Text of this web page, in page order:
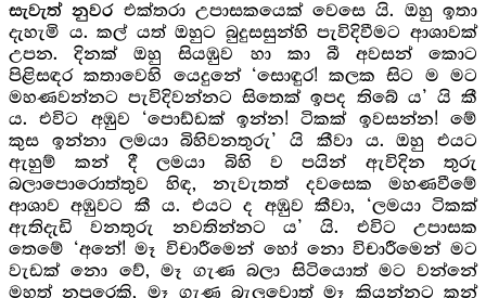
සැවැත් නුවරඑක්තරා උපාසකයෙක් වෙසෙ යි. ඔහු ඉතා
දැහැමි ය. කල් යත් ඔහුට බුදුසසුන්හි පැවිදිවීමට ආශාවක්
උපන. දිනක් ඔහු සියඹුව හා කා බී අවසන් කොට
පිළිසඳර කතාවෙහි යෙදුනේ ‘සොඳුර! කලක සිට ම මට
මහණවන්නට පැවිදිවන්නට සිතෙක් ඉපද තිබේ ය’ යි කී
ය. එවිට අඹුව ‘පොඩ්ඩක් ඉන්න! ටිකක් ඉවසන්න! මේ
කුස ඉන්නා ලමයා බිහිවනතුරු’ යි කීවා ය. ඔහු එයට
ඇහුම් කන් දී ලමයා බිහි ව පයින් ඇවිදින තුරු
බලාපොරොත්තුව හිඳ, නැවැතත් දවසෙක මහණවීමේ
ආශාව අඹුවට කී ය. එයට ද අඹුව කීවා, ‘ලමයා ටිකක්
ඇතිදැඩි වනතුරු නවතින්නට ය’ යි. එවිට උපාසක
තෙමේ ‘අනේ! මෑ විචාරීමෙන් හෝ නො විචාරීමෙන් මට
වැඩක් නො වේ, මෑ ගැණ බලා සිටියොත් මට වන්නේ
මහත් නපුරෙකි, මෑ ගැණ බැලුවොත් මෑ කියන්නට කන්